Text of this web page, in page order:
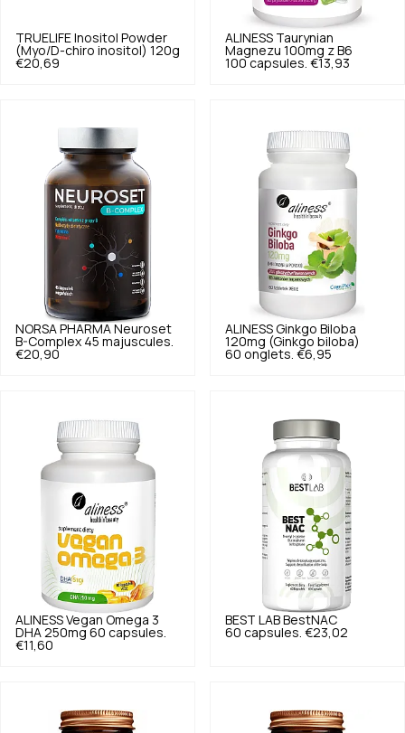
TRUELIFE Inositol Powder
(Myo/D-chiro inositol) 120g
€20,69
ALINESS Taurynian
Magnezu 100mg z B6
100 capsules. €13,93
NORSA PHARMA Neuroset
B-Complex 45 majuscules.
€20,90
ALINESS Ginkgo Biloba
120mg (Ginkgo biloba)
60 onglets. €6,95
ALINESS Vegan Omega 3
DHA 250mg 60 capsules.
€11,60
BEST LAB BestNAC
60 capsules. €23,02